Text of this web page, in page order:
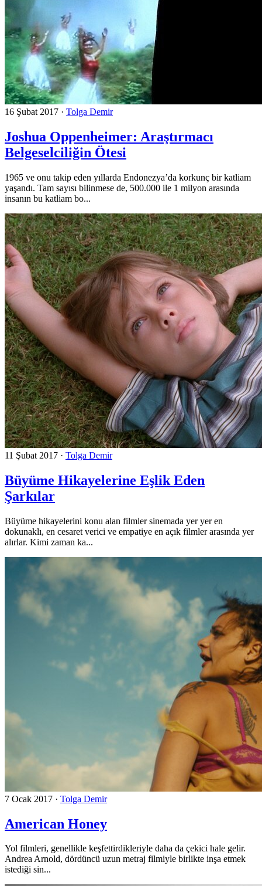
16 Şubat 2017 · Tolga Demir
Joshua Oppenheimer: Araştırmacı
Belgeselciliğin Ötesi
1965 ve onu takip eden yıllarda Endonezya’da korkunç bir katliam
yaşandı. Tam sayısı bilinmese de, 500.000 ile 1 milyon arasında
insanın bu katliam bo...
11 Şubat 2017 · Tolga Demir
Büyüme Hikayelerine Eşlik Eden
Şarkılar
Büyüme hikayelerini konu alan filmler sinemada yer yer en
dokunaklı, en cesaret verici ve empatiye en açık filmler arasında yer
alırlar. Kimi zaman ka...
7 Ocak 2017 · Tolga Demir
American Honey
Yol filmleri, genellikle keşfettirdikleriyle daha da çekici hale gelir.
Andrea Arnold, dördüncü uzun metraj filmiyle birlikte inşa etmek
istediği sin...